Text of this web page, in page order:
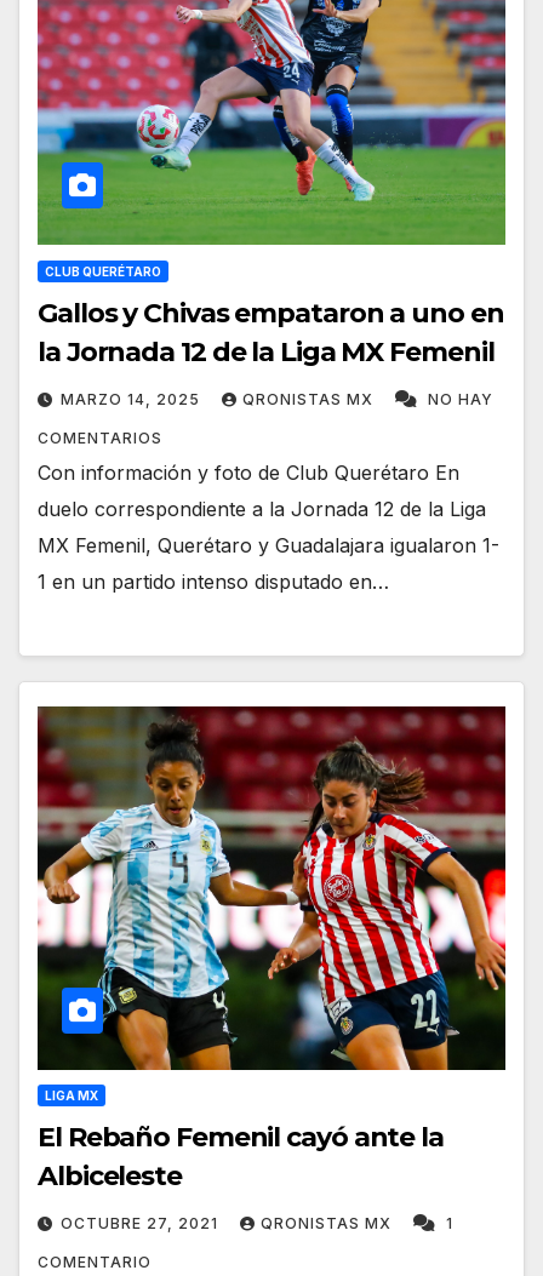
CLUB QUERÉTARO
Gallos y Chivas empataron a uno en
la Jornada 12 de la Liga MX Femenil
MARZO 14, 2025 QRONISTAS MX NO HAY
COMENTARIOS
Con información y foto de Club Querétaro En
duelo correspondiente a la Jornada 12 de la Liga
MX Femenil, Querétaro y Guadalajara igualaron 1-
1 en un partido intenso disputado en…
LIGA MX
El Rebaño Femenil cayó ante la
Albiceleste
OCTUBRE 27, 2021 QRONISTAS MX 1
COMENTARIO